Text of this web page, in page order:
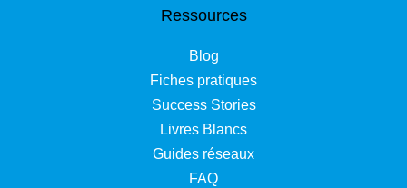
Ressources
Blog
Fiches pratiques
Success Stories
Livres Blancs
Guides réseaux
FAQ